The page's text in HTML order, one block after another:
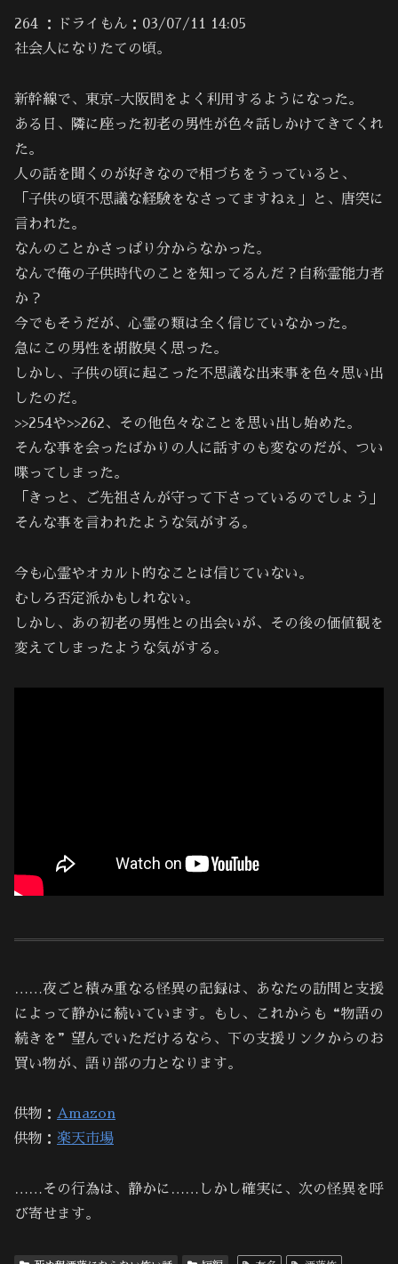
264 ：ドライもん：03/07/11 14:05
社会人になりたての頃。
新幹線で、東京-大阪間をよく利用するようになった。
ある日、隣に座った初老の男性が色々話しかけてきてくれ
た。
人の話を聞くのが好きなので相づちをうっていると、
「子供の頃不思議な経験をなさってますねぇ」と、唐突に
言われた。
なんのことかさっぱり分からなかった。
なんで俺の子供時代のことを知ってるんだ？自称霊能力者
か？
今でもそうだが、心霊の類は全く信じていなかった。
急にこの男性を胡散臭く思った。
しかし、子供の頃に起こった不思議な出来事を色々思い出
したのだ。
>>254や>>262、その他色々なことを思い出し始めた。
そんな事を会ったばかりの人に話すのも変なのだが、つい
喋ってしまった。
「きっと、ご先祖さんが守って下さっているのでしょう」
そんな事を言われたような気がする。
今も心霊やオカルト的なことは信じていない。
むしろ否定派かもしれない。
しかし、あの初老の男性との出会いが、その後の価値観を
変えてしまったような気がする。
……夜ごと積み重なる怪異の記録は、あなたの訪問と支援
によって静かに続いています。もし、これからも“物語の
続きを”望んでいただけるなら、下の支援リンクからのお
買い物が、語り部の力となります。
供物： Amazon
供物： 楽天市場
……その行為は、静かに……しかし確実に、次の怪異を呼
び寄せます。